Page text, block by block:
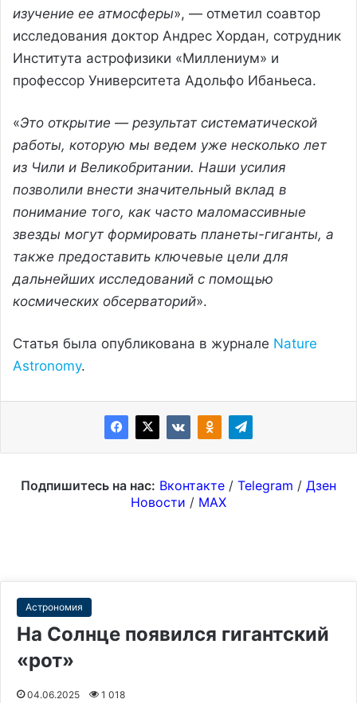
изучение ее атмосферы», — отметил соавтор
исследования доктор Андрес Хордан, сотрудник
Института астрофизики «Миллениум» и
профессор Университета Адольфо Ибаньеса.
«Это открытие — результат систематической
работы, которую мы ведем уже несколько лет
из Чили и Великобритании. Наши усилия
позволили внести значительный вклад в
понимание того, как часто маломассивные
звезды могут формировать планеты-гиганты, а
также предоставить ключевые цели для
дальнейших исследований с помощью
космических обсерваторий».
Статья была опубликована в журнале Nature
Astronomy.
Подпишитесь на нас: Вконтакте / Telegram / Дзен
Новости / MAX